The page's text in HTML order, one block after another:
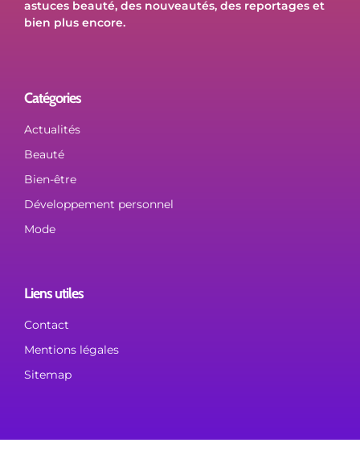
astuces beauté, des nouveautés, des reportages et
bien plus encore.
Catégories
Actualités
Beauté
Bien-être
Développement personnel
Mode
Liens utiles
Contact
Mentions légales
Sitemap